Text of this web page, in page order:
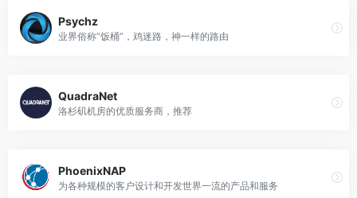
Psychz
业界俗称“饭桶”，鸡迷路，神一样的路由
QuadraNet
洛杉矶机房的优质服务商，推荐
PhoenixNAP
为各种规模的客户设计和开发世界一流的产品和服务